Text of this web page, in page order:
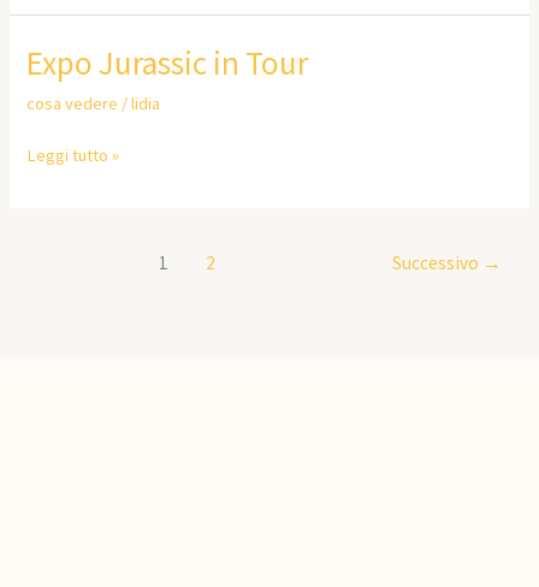
Expo Jurassic in Tour
cosa vedere /lidia
Expo
Jurassic
in
Leggi tutto »
1 2 Successivo →